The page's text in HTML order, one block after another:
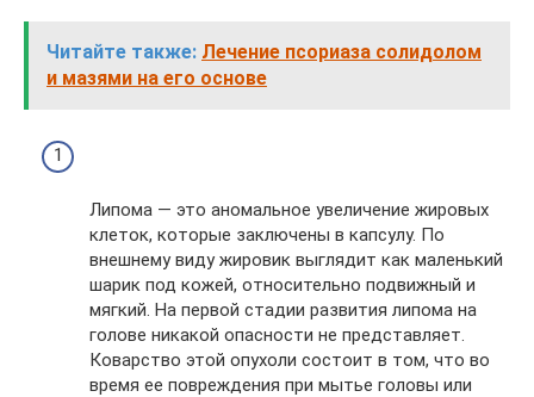
Читайте также: Лечение псориаза солидолом
и мазями на его основе
Липома — это аномальное увеличение жировых
клеток, которые заключены в капсулу. По
внешнему виду жировик выглядит как маленький
шарик под кожей, относительно подвижный и
мягкий. На первой стадии развития липома на
голове никакой опасности не представляет.
Коварство этой опухоли состоит в том, что во
время ее повреждения при мытье головы или